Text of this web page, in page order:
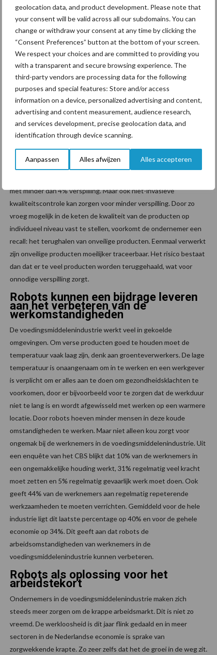
geolocation data, and product development. Please note that
your consent will be valid across all our subdomains. You can
change or withdraw your consent at any time by clicking the
“Consent Preferences” button at the bottom of your screen.
We respect your choices and are committed to providing you
with a transparent and secure browsing experience. The
third-party vendors are processing data for the following
purposes and special features: Store and/or access
information on a device, personalized advertising and content,
advertising and content measurement, audience research,
and services development, precise geolocation data, and
identification through device scanning.
Aanpassen Alles afwijzen Alles accepteren
zelfs een grote verspiller is. Dat komt deels doordat Nederland
een relatief grote foodsector heeft. Tegelijk betekent dit dat
Nederlandse ondernemers een behoorlijke slag kunnen maken,
en ook moeten maken. Nederland heeft zich als doel gesteld om
in 2030 de helft minder voedsel te verspillen.
Om dit voor elkaar te krijgen heeft de Taskforce Circular
Economy in Food de agenda Samen tegen voedselverspilling
opgesteld. Een van de actiepunten is het terugdringen van
verspilling in de keten met behulp van innovatieve oplossingen.
Robotisering kan een rol spelen in het behalen van deze doelen,
die ook in lijn liggen met de Sustainable Development Goals van
consistenter hun werkzaamheden uitvoeren. Zo is de sla-
met minder dan 4% verspilling. Maar ook niet-invasieve
kwaliteitscontrole kan zorgen voor minder verspilling. Door zo
vroeg mogelijk in de keten de kwaliteit van de producten op
individueel niveau vast te stellen, voorkomt de ondernemer een
recall: het terughalen van onveilige producten. Eenmaal verwerkt
zijn onveilige producten moeilijker traceerbaar. Het risico bestaat
dan dat er te veel producten worden teruggehaald, wat voor
onnodige verspilling zorgt.
Robots kunnen een bijdrage leveren
aan het verbeteren van de
werkomstandigheden
De voedingsmiddelenindustrie werkt veel in gekoelde
omgevingen. Om verse producten goed te houden moet de
temperatuur vaak laag zijn, denk aan groenteverwerkers. De lage
temperatuur is onaangenaam om in te werken en een werkgever
is verplicht om er alles aan te doen om gezondheidsklachten te
voorkomen, door er bijvoorbeeld voor te zorgen dat de werkduur
niet te lang is en wordt afgewisseld met werken op een warmere
locatie. Door robots hoeven minder mensen in deze koude
omstandigheden te werken. Maar niet alleen kou zorgt voor
ongemak bij de werknemers in de voedingsmiddelenindustrie. Uit
een enquête van het CBS blijkt dat 10% van de werknemers in
een ongemakkelijke houding werkt, 31% regelmatig veel kracht
moet zetten en 5% regelmatig gevaarlijk werk moet doen. Ook
geeft 44% van de werknemers aan regelmatig repeterende
werkzaamheden te moeten verrichten. Gemiddeld voor de hele
industrie ligt dit laatste percentage op 40% en voor de gehele
economie op 34%. Dit geeft aan dat robots de
arbeidsomstandigheden van werknemers in de
voedingsmiddelenindustrie kunnen verbeteren.
Robots als oplossing voor het
arbeidstekort
Ondernemers in de voedingsmiddelenindustrie maken zich
steeds meer zorgen om de krappe arbeidsmarkt. Dit is niet zo
vreemd. De werkloosheid is dit jaar flink gedaald en in meer
sectoren in de Nederlandse economie is sprake van
zorgwekkende krapte. Zo zeer zelfs dat het de groei in de weg zit.